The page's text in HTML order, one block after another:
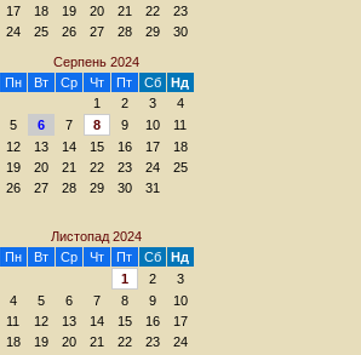
17
18 19 20 21 22
23
24
25 26 27 28 29 30
Серпень 2024
Пн
Вт Ср Чт Пт Сб
Нд
1
2 3
4
5
6 7 8 9 10
11
12
13 14 15 16 17
18
19
20 21 22 23 24
25
26
27 28 29 30 31
Листопад 2024
Пн
Вт Ср Чт Пт Сб
Нд
1
2
3
4
5 6 7 8 9
10
11
12 13 14 15 16
17
18
19 20 21 22 23
24